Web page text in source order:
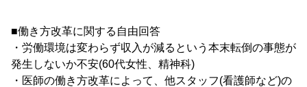
■働き方改革に関する自由回答
・労働環境は変わらず収入が減るという本末転倒の事態が
発生しないか不安(60代女性、精神科)
・医師の働き方改革によって、他スタッフ(看護師など)の